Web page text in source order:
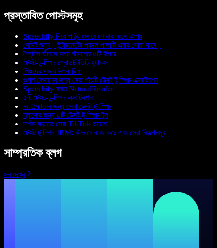
প্রস্তাবিত পোস্টসমূহ
Speechify দিয়ে পাঠ্য জোরে শোনার সহজ উপায়
রেডিট শুনুন। ইন্টারনেটের প্রথম পাতাটি এবার শোনা যাবে।
দৈনন্দিন জীবনে সময় বাঁচানোর ৫টি উপায়
টেক্সট-টু-স্পিচ প্রোডাক্টিভিটি হ্যাকস
শিশুদের পড়ার উপকারিতা
গুগল ক্রোমের জন্য সেরা পাঁচটি টেক্সট টু স্পিচ এক্সটেনশন
Speechify বনাম NaturalReader
৫টি টেক্সট-টু-স্পিচ এক্সটেনশন
আইফোনের জন্য সেরা টেক্সট-টু-স্পিচ
ম্যাকের জন্য ৫টি টেক্সট-টু-স্পিচ টুল
দর্শক বাড়াতে সেরা TikTok ভয়েস
টেক্সট টু স্পিচ IBM: কীভাবে কাজ করে এবং সেরা বিকল্পসমূহ
সাম্প্রতিক ব্লগ
সব দেখুন